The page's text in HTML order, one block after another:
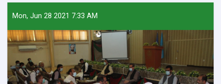
signs
MoU
Al
Taqwa
Institute
of
Higher
Mon, Jun 28 2021 7:33 AM